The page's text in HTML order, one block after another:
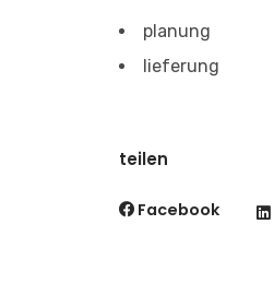
planung
lieferung
teilen
Facebook